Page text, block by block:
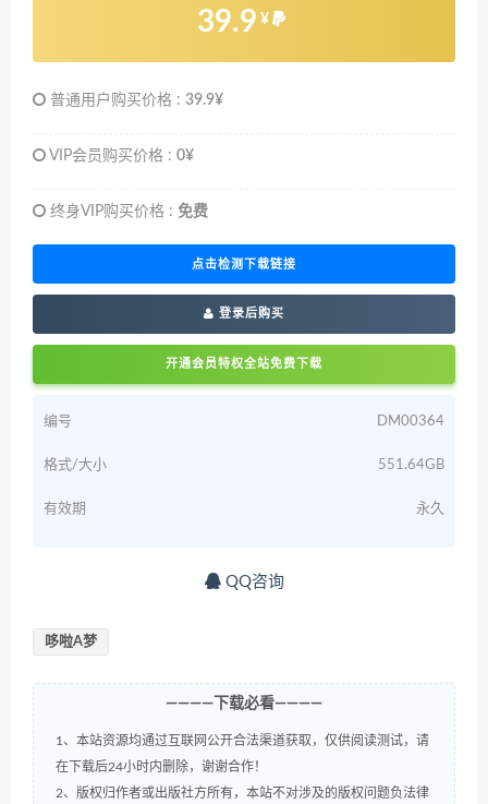
39.9 ¥
普通用户购买价格 : 39.9¥
VIP会员购买价格 : 0¥
终身VIP购买价格 : 免费
点击检测下载链接
登录后购买
开通会员特权全站免费下载
编号 DM00364
格式/大小 551.64GB
有效期 永久
QQ咨询
哆啦A梦
————下载必看————
1、本站资源均通过互联网公开合法渠道获取，仅供阅读测试，请
在下载后24小时内删除，谢谢合作！
2、版权归作者或出版社方所有，本站不对涉及的版权问题负法律